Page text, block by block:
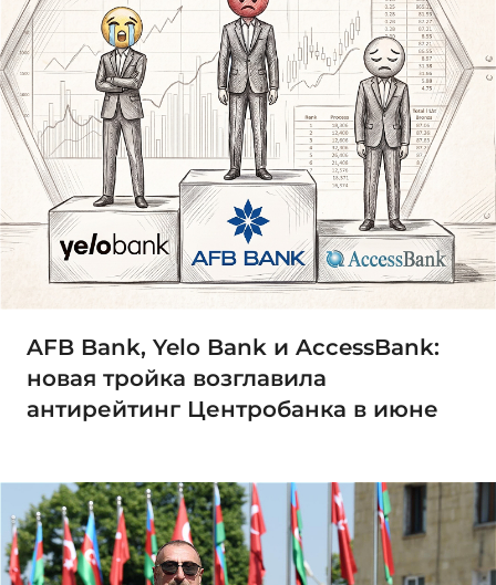
AFB Bank, Yelo Bank и AccessBank:
новая тройка возглавила
антирейтинг Центробанка в июне